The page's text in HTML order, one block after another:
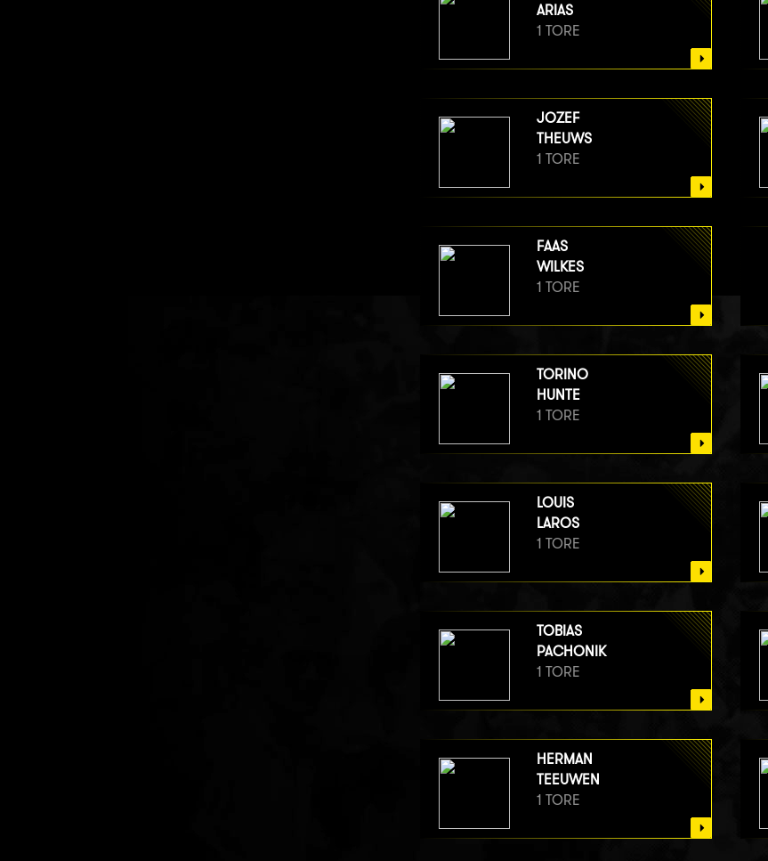
ARIAS
1 TORE
JOZEF
THEUWS
1 TORE
FAAS
WILKES
1 TORE
TORINO
HUNTE
1 TORE
LOUIS
LAROS
1 TORE
TOBIAS
PACHONIK
1 TORE
HERMAN
TEEUWEN
1 TORE